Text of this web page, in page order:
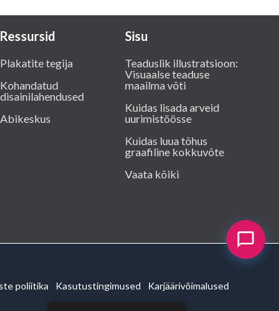
Ressursid
Plakatite tegija
Kohandatud
disainilahendused
Abikeskus
Sisu
Teaduslik illustratsioon:
Visuaalse teaduse
maailma võti
Kuidas lisada arveid
uurimistöösse
Kuidas luua tõhus
graafiline kokkuvõte
Vaata kõiki
poliitika Kasutustingimused Karjäärivõimalused